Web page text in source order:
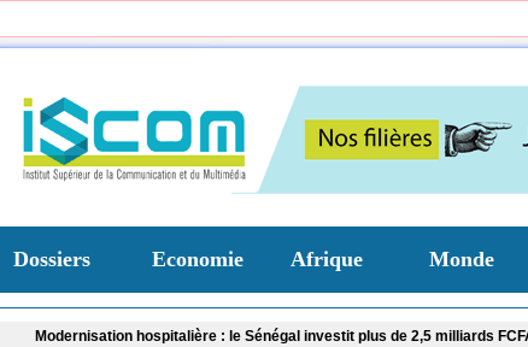
Dossiers Economie Afrique Monde
: le Sénégal investit plus de 2,5 milliards FCFA dans la